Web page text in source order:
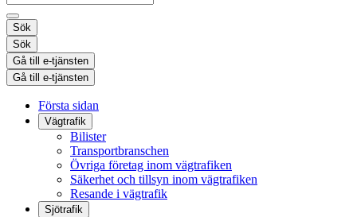
Sök
Sök
Gå till e-tjänsten
Gå till e-tjänsten
Första sidan
Vägtrafik
Bilister
Transportbranschen
Övriga företag inom vägtrafiken
Säkerhet och tillsyn inom vägtrafiken
Resande i vägtrafik
Sjötrafik